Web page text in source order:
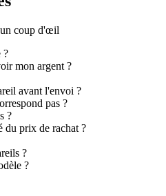
un coup d'œil
?
mon argent ?
avant l'envoi ?
pas ?
?
du prix de rachat ?
?
?